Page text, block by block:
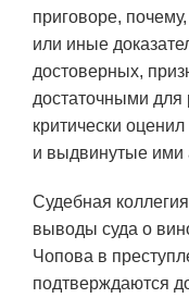
приговоре,
или иные
достоверных,
достаточными
критически
и выдвинутые ими
Судебная
выводы суда о
Чопова в
подтверждаются